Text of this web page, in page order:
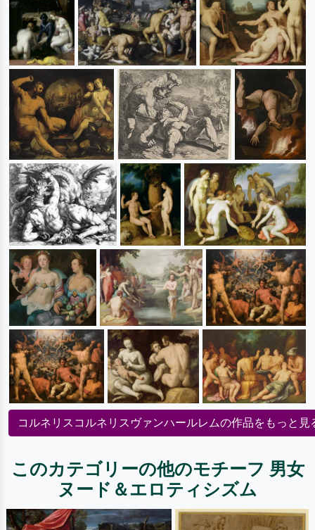
コルネリスコルネリスヴァンハールレムの作品をもっと見
このカテゴリーの他のモチーフ 男女
ヌード＆エロティシズム